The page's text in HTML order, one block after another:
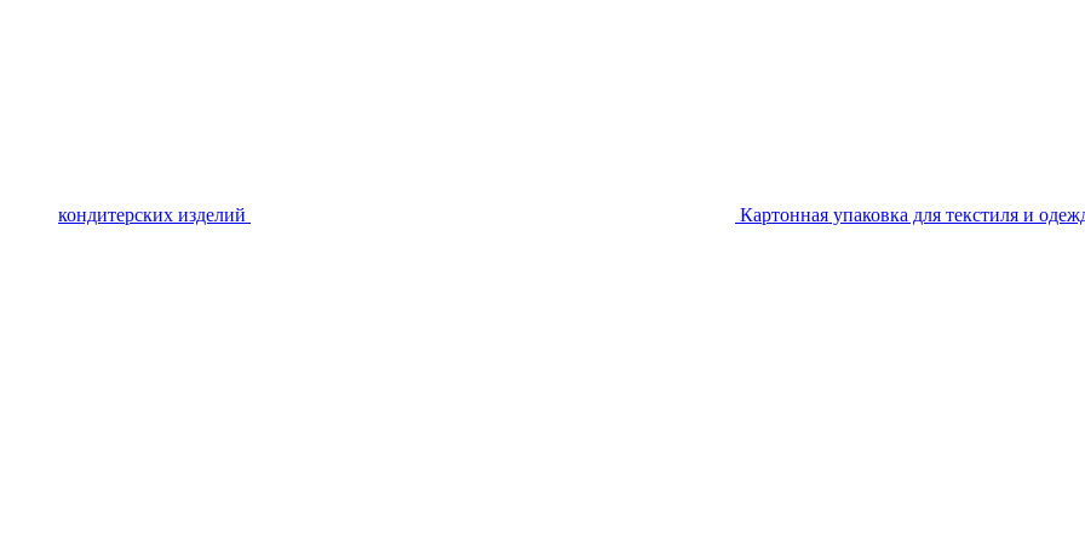
кондитерских изделий Картонная упаковка для текстиля и